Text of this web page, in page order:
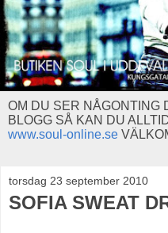
OM DU SER NÅGONTING
BLOGG SÅ KAN DU
www.soul-online.se
torsdag 23 september 2010
SOFIA SWEAT